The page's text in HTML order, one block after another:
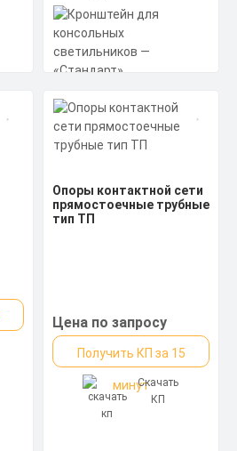
Кронштейн для
консольных
светильников —
«Стандарт»
Опоры контактной сети
прямостоечные трубные
тип ТП
Цена по запросу
Получить КП за 15
минутСкачать
КП